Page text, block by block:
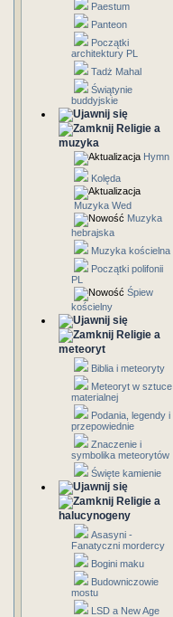
Paestum
Panteon
Początki
architektury PL
Tadż Mahal
Świątynie
buddyjskie
Religie a
muzyka
Hymn
Kolęda
Muzyka Wed
Muzyka
hebrajska
Muzyka kościelna
Początki polifonii
PL
Śpiew
kościelny
Religie a
meteoryt
Biblia i meteoryty
Meteoryt w sztuce
materialnej
Podania, legendy i
przepowiednie
Znaczenie i
symbolika meteorytów
Święte kamienie
Religie a
halucynogeny
Asasyni -
Fanatyczni mordercy
Bogini maku
Budowniczowie
mostu
LSD a New Age